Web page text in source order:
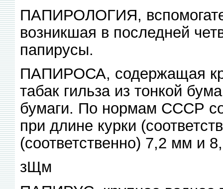
ПАПИРОЛОГИЯ,
возникшая в последней
папирусы.
ПАПИРОСА, содержащая
табак гильза из тонкой
бумаги. По нормам СССР
при длине курки
(соответственно) 7,2 мм и
зЩм